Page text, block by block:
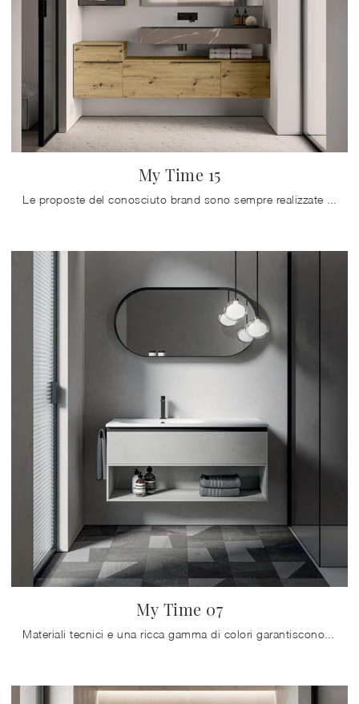
My Time 15
My Time 07